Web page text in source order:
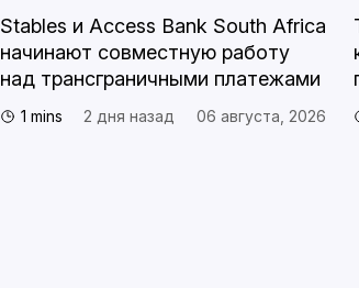
Stables и Access Bank South Africa
начинают совместную работу
над трансграничными платежами
1 mins 2 дня назад 06 августа, 2026